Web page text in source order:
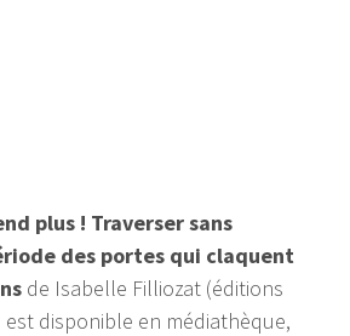
plus ! Traverser sans
des portes qui claquent
de Isabelle Filliozat (éditions
disponible en médiathèque,